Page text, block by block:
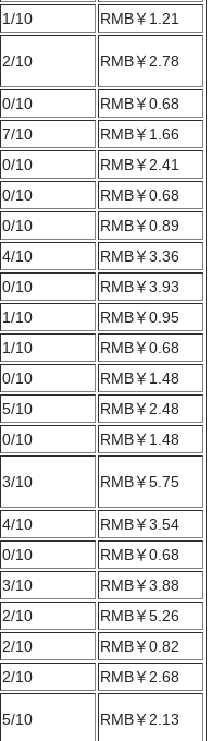
1/10
RMB￥1.21
2/10 RMB￥2.78
0/10
RMB￥0.68
7/10
RMB￥1.66
0/10
RMB￥2.41
0/10
RMB￥0.68
0/10
RMB￥0.89
4/10
RMB￥3.36
0/10
RMB￥3.93
1/10
RMB￥0.95
1/10
RMB￥0.68
0/10
RMB￥1.48
5/10
RMB￥2.48
0/10
RMB￥1.48
3/10 RMB￥5.75
4/10
RMB￥3.54
0/10
RMB￥0.68
3/10
RMB￥3.88
2/10
RMB￥5.26
2/10
RMB￥0.82
2/10
RMB￥2.68
5/10 RMB￥2.13